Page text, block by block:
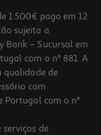
1.500€ pago em 12
sujeita a
Bank – Sucursal em
com o nº 881. A
qualidade de
com
Portugal com o nº
de